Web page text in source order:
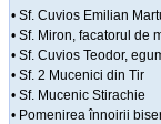
• Sf. Cuvios Emilian
• Sf. Miron, facatorul de
• Sf. Cuvios Teodor,
• Sf. 2 Mucenici din Tir
• Sf. Mucenic Stirachie
• Pomenirea înnoirii